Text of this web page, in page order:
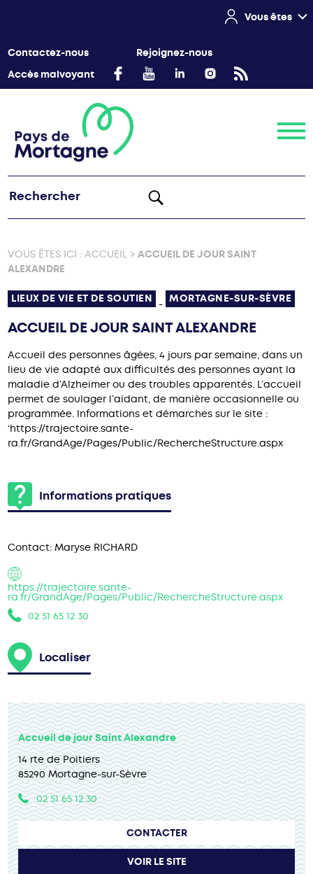
Vous êtes
Contactez-nous
Rejoignez-nous
Accès malvoyant
Menu
VOUS ÊTES ICI :ACCUEIL >ACCUEIL DE JOUR SAINT
ALEXANDRE
LIEUX DE VIE ET DE SOUTIEN - MORTAGNE-SUR-SÈVRE
ACCUEIL DE JOUR SAINT ALEXANDRE
Accueil des personnes âgées, 4 jours par semaine, dans un
lieu de vie adapté aux difficultés des personnes ayant la
maladie d’Alzheimer ou des troubles apparentés. L’accueil
permet de soulager l’aidant, de manière occasionnelle ou
programmée. Informations et démarches sur le site :
‘https://trajectoire.sante-
ra.fr/GrandAge/Pages/Public/RechercheStructure.aspx
Informations pratiques
Contact:Maryse RICHARD
https://trajectoire.sante-
ra.fr/GrandAge/Pages/Public/RechercheStructure.aspx
02 51 65 12 30
Localiser
Accueil de jour Saint Alexandre
14 rte de Poitiers
85290 Mortagne-sur-Sèvre
02 51 65 12 30
CONTACTER
VOIR LE SITE